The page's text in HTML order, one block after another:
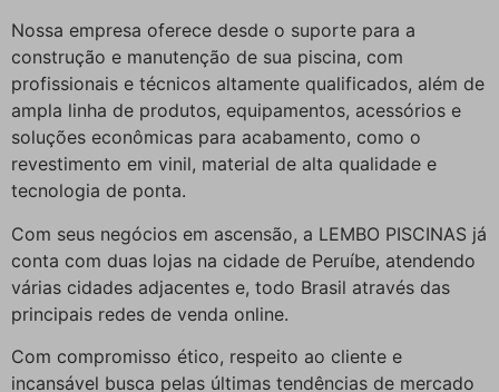
Nossa empresa oferece desde o suporte para a
construção e manutenção de sua piscina, com
profissionais e técnicos altamente qualificados, além de
ampla linha de produtos, equipamentos, acessórios e
soluções econômicas para acabamento, como o
revestimento em vinil, material de alta qualidade e
tecnologia de ponta.
Com seus negócios em ascensão, a LEMBO PISCINAS já
conta com duas lojas na cidade de Peruíbe, atendendo
várias cidades adjacentes e, todo Brasil através das
principais redes de venda online.
Com compromisso ético, respeito ao cliente e
incansável busca pelas últimas tendências de mercado